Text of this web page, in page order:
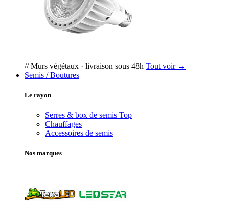
// Murs végétaux · livraison sous 48h Tout voir →
Semis / Boutures
Le rayon
Serres & box de semis Top
Chauffages
Accessoires de semis
Nos marques